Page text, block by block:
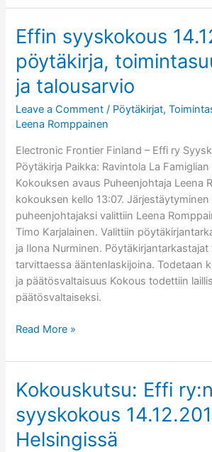
Ylellä
Effin syyskokous
pöytäkirja,
ja talousarvio
Leave a Comment / Pöytäkirjat,
Leena Romppainen
Electronic Frontier Finland – Effi ry
Pöytäkirja Paikka: Ravintola La
Kokouksen avaus Puheenjohtaja Leena
kokouksen kello 13:07.
puheenjohtajaksi valittiin Leena
Timo Karjalainen. Valittiin
ja Ilona Nurminen.
tarvittaessa ääntenlaskijoina. Todetaan
ja päätösvaltaisuus Kokous todettiin
päätösvaltaiseksi.
Effin
14.12.2019:
toimintasuunnitelma
ja
talousarvio
Read More »
Kokouskutsu: Effi ry:n
syyskokous
Helsingissä